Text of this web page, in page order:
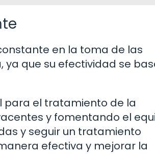
en la toma de las
que su efectividad se
para el tratamiento de la
y fomentando el
y seguir un tratamiento
efectiva y mejorar la